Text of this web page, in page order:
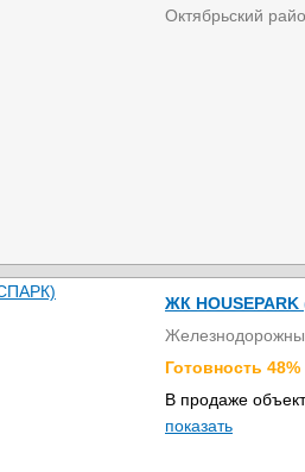
Октябрьский
ЖК
Готовность 48%
В продаже
показать